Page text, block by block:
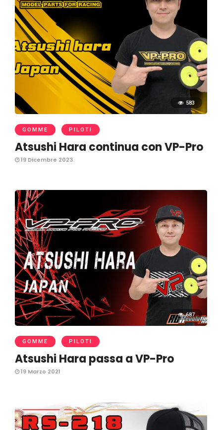
583
GOMME PILOTI
Atsushi Hara continua con VP-Pro
19 Dicembre 2023
687
GOMME PILOTI
Atsushi Hara passa a VP-Pro
19 Marzo 2021